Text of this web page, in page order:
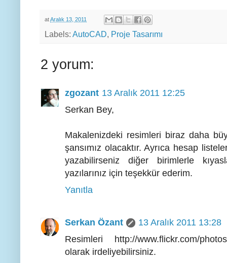
atAralık 13, 2011
Labels: AutoCAD, Proje Tasarımı
2 yorum:
zgozant 13 Aralık 2011 12:25
Serkan Bey,
Makalenizdeki resimleri biraz daha
şansımız olacaktır. Ayrıca hesap
yazabilirseniz diğer birimlerle
yazılarınız için teşekkür ederim.
Yanıtla
Serkan Özant
13 Aralık 2011 13:28
Resimleri http://www.flickr.com/
olarak irdeliyebilirsiniz.